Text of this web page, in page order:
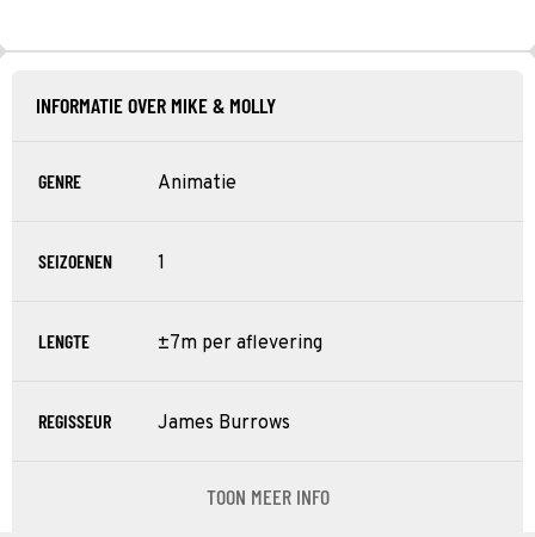
INFORMATIE OVER MIKE & MOLLY
GENRE Animatie
SEIZOENEN 1
LENGTE ±7m per aflevering
REGISSEUR James Burrows
TOON MEER INFO